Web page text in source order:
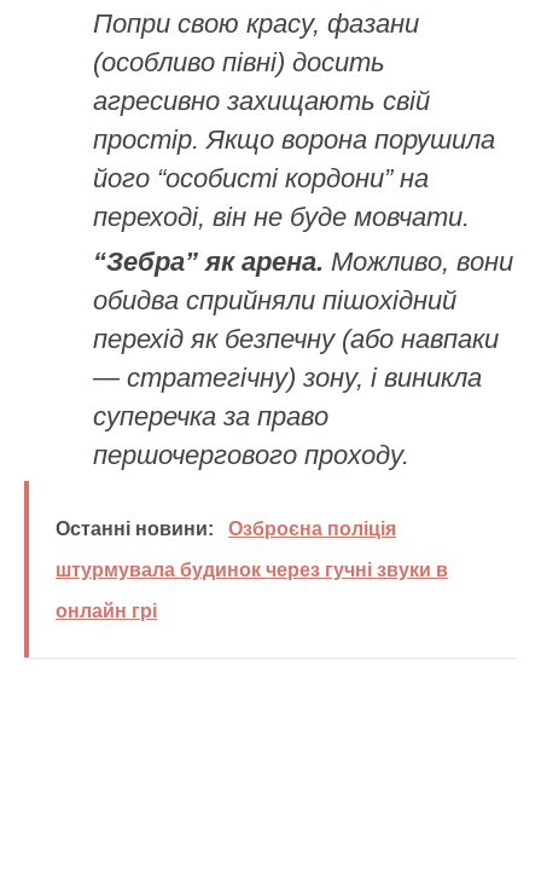
Попри свою красу, фазани
(особливо півні) досить
агресивно захищають свій
простір. Якщо ворона порушила
його “особисті кордони” на
переході, він не буде мовчати.
“Зебра” як арена. Можливо, вони
обидва сприйняли пішохідний
перехід як безпечну (або навпаки
— стратегічну) зону, і виникла
суперечка за право
першочергового проходу.
Останні новини:
Озброєна поліція
штурмувала будинок через гучні звуки в
онлайн грі